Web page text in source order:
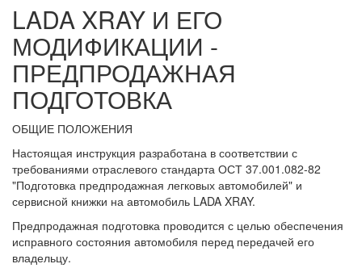
LADA XRAY И ЕГО
МОДИФИКАЦИИ -
ПРЕДПРОДАЖНАЯ
ПОДГОТОВКА
ОБЩИЕ ПОЛОЖЕНИЯ
Настоящая инструкция разработана в соответствии с
требованиями отраслевого стандарта ОСТ 37.001.082-82
"Подготовка предпродажная легковых автомобилей" и
сервисной книжки на автомобиль LADA XRAY.
Предпродажная подготовка проводится с целью обеспечения
исправного состояния автомобиля перед передачей его
владельцу.